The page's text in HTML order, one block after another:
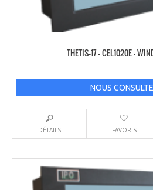
THETIS-17 – CEL1020E –
NOUS
DÉTAILS FAVORIS